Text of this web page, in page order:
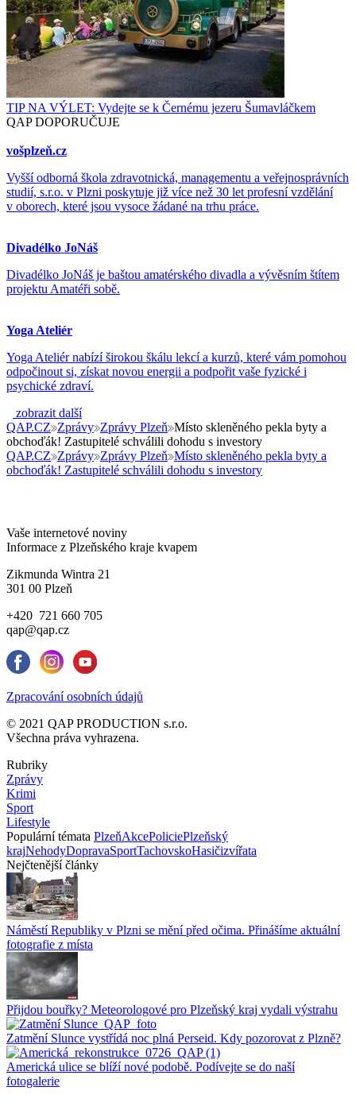
TIP NA VÝLET: Vydejte se k Černému jezeru Šumavláčkem
QAP DOPORUČUJE
vošplzeň.cz
Vyšší odborná škola zdravotnická, managementu a veřejnosprávních
studií, s.r.o. v Plzni poskytuje již více než 30 let profesní vzdělání
v oborech, které jsou vysoce žádané na trhu práce.
Divadélko JoNáš
Divadélko JoNáš je baštou amatérského divadla a vývěsním štítem
projektu Amatéři sobě.
Yoga Ateliér
Yoga Ateliér nabízí širokou škálu lekcí a kurzů, které vám pomohou
odpočinout si, získat novou energii a podpořit vaše fyzické i
psychické zdraví.
zobrazit další
QAP.CZ Zprávy Zprávy Plzeň Místo skleněného pekla byty a
obchoďák! Zastupitelé schválili dohodu s investory
QAP.CZ Zprávy Zprávy Plzeň Místo skleněného pekla byty a
obchoďák! Zastupitelé schválili dohodu s investory
Vaše internetové noviny
Informace z Plzeňského kraje kvapem
Zikmunda Wintra 21
301 00 Plzeň
+420 721 660 705
qap@qap.cz
Zpracování osobních údajů
© 2021 QAP PRODUCTION s.r.o.
Všechna práva vyhrazena.
Rubriky
Zprávy
Krimi
Sport
Lifestyle
Populární témata PlzeňAkcePoliciePlzeňský
krajNehodyDopravaSportTachovskoHasičizvířata
Nejčtenější články
Náměstí Republiky v Plzni se mění před očima. Přinášíme aktuální
fotografie z místa
Přijdou bouřky? Meteorologové pro Plzeňský kraj vydali výstrahu
Zatmění Slunce vystřídá noc plná Perseid. Kdy pozorovat z Plzně?
Americká ulice se blíží nové podobě. Podívejte se do naší
fotogalerie